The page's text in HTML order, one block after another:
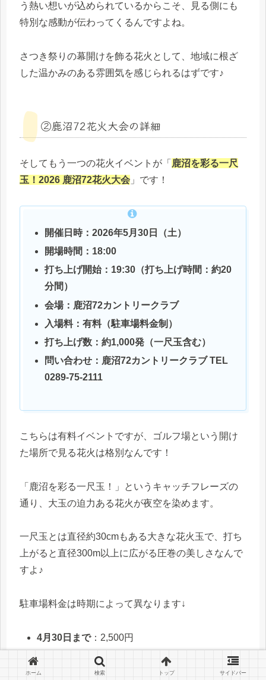
う熱い想いが込められているからこそ、見る側にも
特別な感動が伝わってくるんですよね。
さつき祭りの幕開けを飾る花火として、地域に根ざ
した温かみのある雰囲気を感じられるはずです♪
②鹿沼72花火大会の詳細
そしてもう一つの花火イベントが「 鹿沼を彩る一尺
玉！2026 鹿沼72花火大会 」です！
開催日時：2026年5月30日（土）
開場時間：18:00
打ち上げ開始：19:30（打ち上げ時間：約20
分間）
会場：鹿沼72カントリークラブ
入場料：有料（駐車場料金制）
打ち上げ数：約1,000発（一尺玉含む）
問い合わせ：鹿沼72カントリークラブ TEL
0289-75-2111
こちらは有料イベントですが、ゴルフ場という開け
た場所で見る花火は格別なんです！
「鹿沼を彩る一尺玉！」というキャッチフレーズの
通り、大玉の迫力ある花火が夜空を染めます。
一尺玉とは直径約30cmもある大きな花火玉で、打ち
上がると直径300m以上に広がる圧巻の美しさなんで
すよ♪
駐車場料金は時期によって異なります↓
4月30日まで：2,500円
：3,000円
ホーム 検索 トップ サイドバー